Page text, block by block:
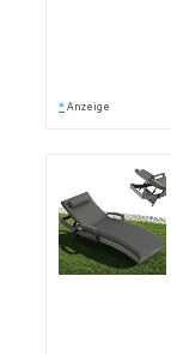
* Anzeige